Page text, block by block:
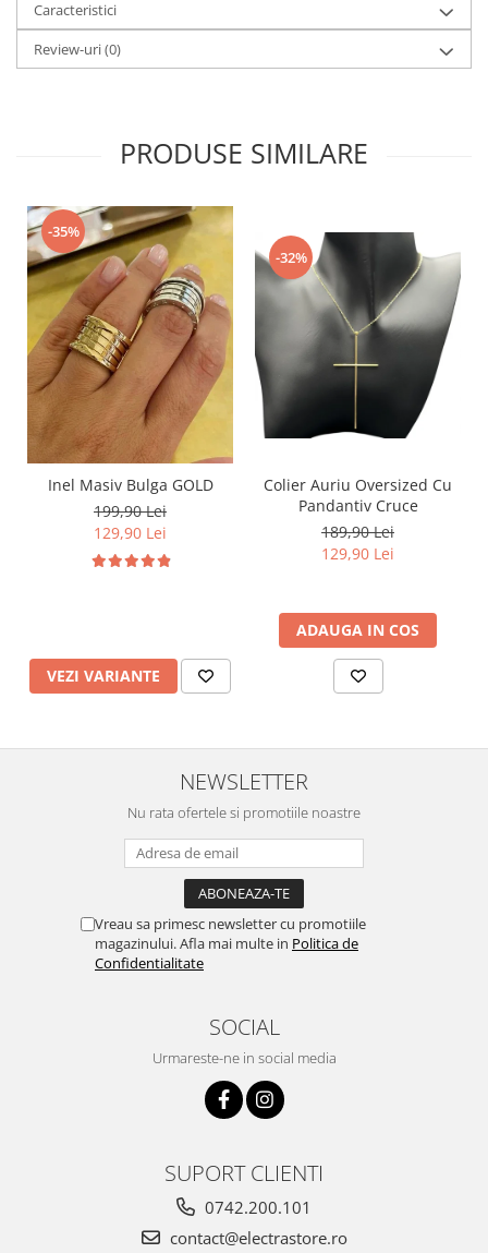
Caracteristici
Review-uri(0)
PRODUSE SIMILARE
-35%
Inel Masiv Bulga GOLD
199,90 Lei
129,90 Lei
VEZI VARIANTE
-32%
Colier Auriu Oversized Cu
Pandantiv Cruce
189,90 Lei
129,90 Lei
ADAUGA IN COS
NEWSLETTER
Nu rata ofertele si promotiile noastre
Vreau sa primesc newsletter cu promotiile
magazinului. Afla mai multe in Politica de
Confidentialitate
SOCIAL
Urmareste-ne in social media
SUPORT CLIENTI
0742.200.101
contact@electrastore.ro